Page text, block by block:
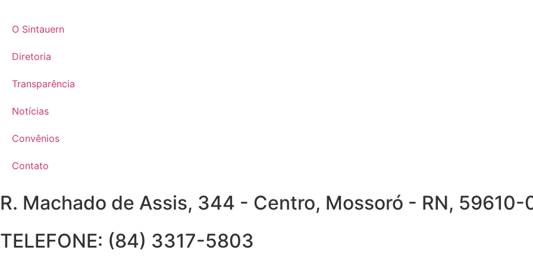
O Sintauern
Diretoria
Transparência
Notícias
Convênios
Contato
R. Machado de Assis, 344 - Centro, Mossoró - RN,
TELEFONE: (84) 3317-5803